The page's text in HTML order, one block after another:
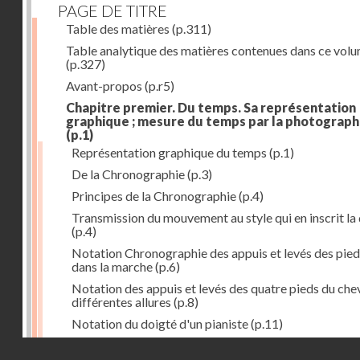
PAGE DE TITRE
Table des matières (p.311)
Table analytique des matières contenues dans ce
(p.327)
Avant-propos (p.r5)
Chapitre premier. Du temps. Sa représentation
graphique ; mesure du temps par la
(p.1)
Représentation graphique du temps (p.1)
De la Chronographie(p.3)
Principes de la Chronographie(p.4)
Transmission du mouvement au style qui en inscrit la
(p.4)
Notation Chronographie des appuis et levés des
dans la marche(p.6)
Notation des appuis et levés des quatre pieds du
différentes allures (p.8)
Notation du doigté d'un pianiste(p.11)